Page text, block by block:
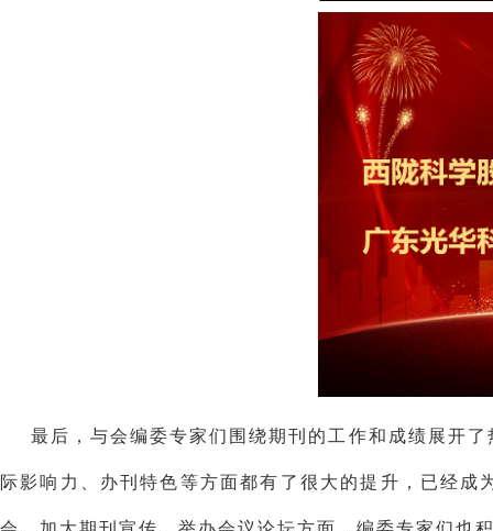
最后，与会编委专家们围绕期刊的工作和成绩展开
际影响力、办刊特色等方面都有了很大的提升，已经